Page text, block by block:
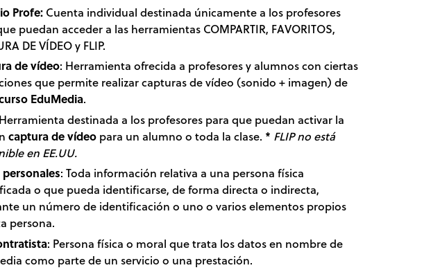
Profe:Cuenta individual destinada únicamente a los profesores
puedan acceder a las herramientas COMPARTIR, FAVORITOS,
DE VÍDEO y FLIP.
de vídeo: Herramienta ofrecida a profesores y alumnos con ciertas
que permite realizar capturas de vídeo (sonido + imagen) de
EduMedia.
destinada a los profesores para que puedan activar la
captura de vídeopara un alumno o toda la clase. * FLIP no está
en EE.UU.
: Toda información relativa a una persona física
o que pueda identificarse, de forma directa o indirecta,
un número de identificación o uno o varios elementos propios
persona.
: Persona física o moral que trata los datos en nombre de
como parte de un servicio o una prestación.